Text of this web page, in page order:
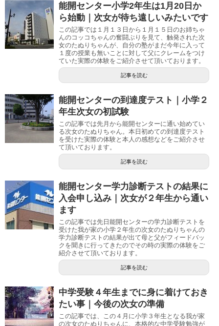
能開センター小学2年生は1月20日か
ら始動｜次女が待ち遠しいみたいです
この記事では１月１３日から１月１５日のお姉ちゃ
んのコッコちゃんの奮闘ぶりを見て、触発された次
女のたぬりちゃんが、自分の塾がまだ今年に入って
１度の授業も無いことに対して父にクレームをつけ
ていた実際の体験をご紹介させて頂いております。
記事を読む
能開センターの到達度テスト｜小学２
年生次女の初試験
この記事では先月から能開センターに通い始めてい
る次女のたぬりちゃん。本日初めての到達度テスト
を受けた実際の体験と本人の感想などをご紹介させ
て頂いております。
記事を読む
能開センター学力診断テストの結果に
入会申し込み｜次女が２年生から通い
ます
この記事では先日能開センターの学力診断テストを
受けた我が家の小学２年生の次女のたぬりちゃんの
学力診断テストの結果が出て母と父がフィードバッ
クを聞きに行ってきたのでその時の実際の体験をご
紹介させて頂いております。
記事を読む
中学受験４年生までに身に着けておき
たい事｜今後の次女の準備
この記事では、この４月に小学３年生となる我が家
の次女のたぬりちゃんに、本格的な中学受験勉強が